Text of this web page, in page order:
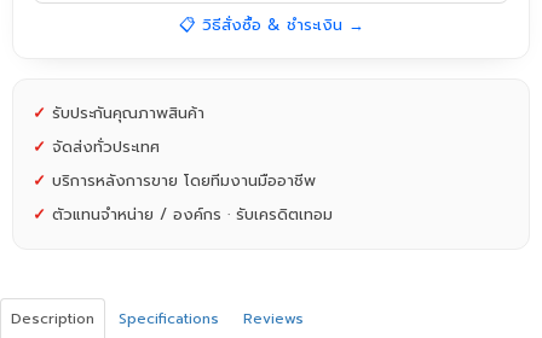
📋 วิธีสั่งซื้อ & ชำระเงิน →
✓ รับประกันคุณภาพสินค้า
✓ จัดส่งทั่วประเทศ
✓ บริการหลังการขาย โดยทีมงานมืออาชีพ
✓ ตัวแทนจำหน่าย / องค์กร · รับเครดิตเทอม
Description Specifications Reviews